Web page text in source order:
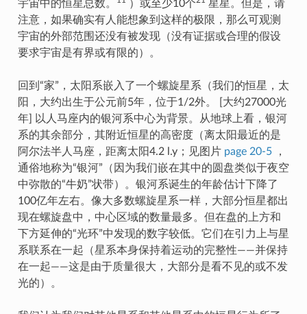
宇宙中的恒星总数。
）或至少10个
星星。但是，请
注意，如果确实有人能想象到这样的极限，那么可观测
宇宙的外部范围还没有被发现（没有证据或合理的假设
要求宇宙是有界或有限的）。
回到“家”，太阳系嵌入了一个螺旋星系（我们的恒星，太
阳，大约出生于公元前5年，位于1/2外。 [大约27000光
年] 以人马座内的银河系中心为背景。从地球上看，银河
系的其余部分，其附近恒星的高密度（离太阳最近的是
阿尔法半人马座，距离太阳4.2 l.y；见图片 page 20-5，
通俗地称为“银河”（因为我们嵌在其中的圆盘类似于夜空
中弥散的“牛奶”状带）。银河系诞生的年龄估计下降了
100亿年左右。像大多数螺旋星系一样，大部分恒星都出
现在螺旋盘中，中心区域的数量最多。但在盘的上方和
下方延伸的“光环”中发现的数字较低。它们在引力上与星
系联系在一起（星系本身保持着运动的完整性——并保持
在一起——这是由于质量很大，大部分是看不见的或不发
光的）。